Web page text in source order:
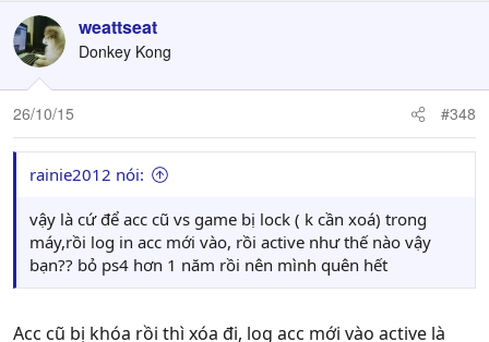
weattseat
Donkey Kong
26/10/15 #348
rainie2012 nói:
vậy là cứ để acc cũ vs game bị lock ( k cần xoá) trong
máy,rồi log in acc mới vào, rồi active như thế nào vậy
bạn?? bỏ ps4 hơn 1 năm rồi nên mình quên hết
Acc cũ bị khóa rồi thì xóa đi, log acc mới vào active là